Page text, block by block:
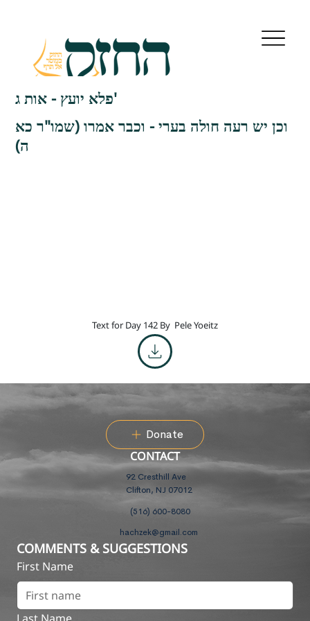
פלא יועץ - אות ג'
וכן יש רעה חולה בערי - וכבר אמרו (שמו"ר כא
ה)
Text for Day 142 By Pele Yoeitz
Donate
CONTACT
92 Cresthill Ave
Clifton, NJ 07012
(516) 600-8080
hachzek@gmail.com
COMMENTS & SUGGESTIONS
First Name